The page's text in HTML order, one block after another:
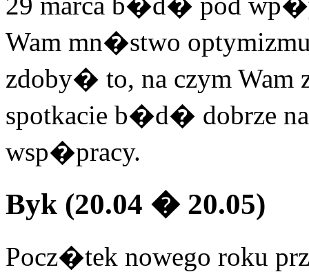
Wam mn�stwo
zdoby� to, na czym Wam
spotkacie b�d� dobrze
wsp�pracy.
Byk (20.04 � 20.05)
Pocz�tek nowego roku